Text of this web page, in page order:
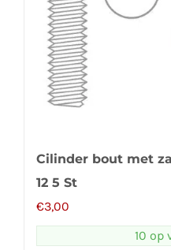
Cilinder bout met
12 5 St
€3,00
10 op